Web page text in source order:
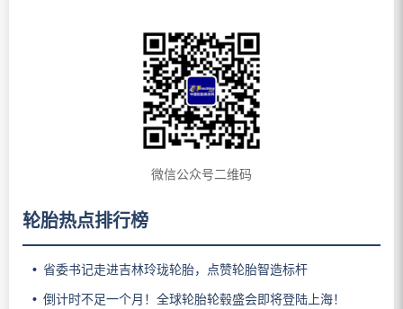
微信公众号二维码
轮胎热点排行榜
省委书记走进吉林玲珑轮胎，点赞轮胎智造标杆
倒计时不足一个月！全球轮胎轮毂盛会即将登陆上海！